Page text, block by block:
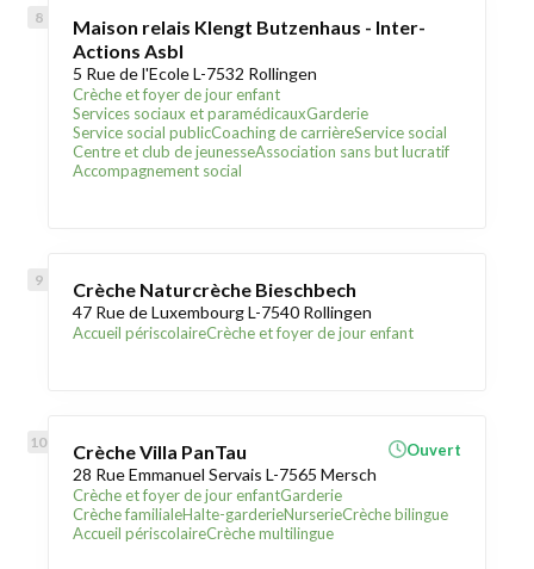
Maison relais Klengt Butzenhaus - Inter-
Actions Asbl
5 Rue de l'Ecole L-7532 Rollingen
Crèche et foyer de jour enfant
Services sociaux et paramédicauxGarderie
Service social publicCoaching de carrièreService social
Centre et club de jeunesseAssociation sans but lucratif
Accompagnement social
Crèche Naturcrèche Bieschbech
47 Rue de Luxembourg L-7540 Rollingen
Accueil périscolaireCrèche et foyer de jour enfant
Crèche Villa PanTau
28 Rue Emmanuel Servais L-7565 Mersch
Crèche et foyer de jour enfantGarderie
Crèche familialeHalte-garderieNurserieCrèche bilingue
Accueil périscolaireCrèche multilingue
Ouvert